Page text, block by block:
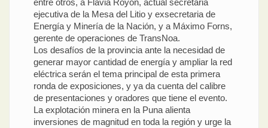
entre otros, a Flavia Royón, actual secretaria
ejecutiva de la Mesa del Litio y exsecretaria de
Energía y Minería de la Nación, y a Máximo Forns,
gerente de operaciones de TransNoa.
Los desafíos de la provincia ante la necesidad de
generar mayor cantidad de energía y ampliar la red
eléctrica serán el tema principal de esta primera
ronda de exposiciones, y ya da cuenta del calibre
de presentaciones y oradores que tiene el evento.
La explotación minera en la Puna alienta
inversiones de magnitud en toda la región y urge la